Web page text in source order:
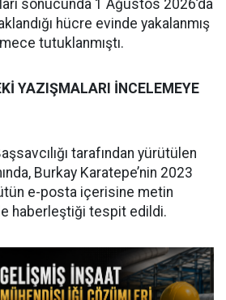
sonucunda 1 Ağustos 2026’da
hücre evinde yakalanmış
tutuklanmıştı.
YAZIŞMALARI İNCELEMEYE
tarafından yürütülen
Burkay Karatepe’nin 2023
e-posta içerisine metin
haberleştiği tespit edildi.